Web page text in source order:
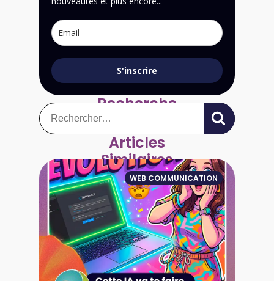
S'inscrire
Recherche
Rechercher :
Articles
Similaires
WEB COMMUNICATION